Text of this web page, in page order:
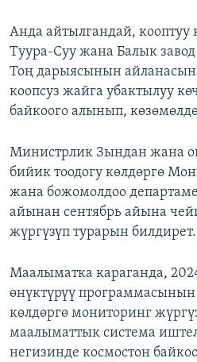
Анда айтылгандай, кооптуу
Туура-Суу жана Балык
Тоң дарыясынын
коопсуз жайга убактылуу
байкоого алынып,
Министрлик Зындан жана
бийик тоодогу көлдөргө
жана божомолдоо
айынан сентябрь айына
жүргүзүп турарын билдирет.
Маалыматка караганда,
өнүктүрүү программасынын
көлдөргө мониторинг
маалыматтык система
негизинде космостон